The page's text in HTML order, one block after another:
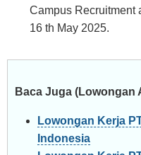
Campus Recruitment
16 th May 2025.
Baca Juga (Lowongan
Lowongan Kerja
Indonesia